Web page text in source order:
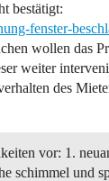
bestätigt:
fenster-
wollen das
weiter
des
vor: 1.
schimmel und